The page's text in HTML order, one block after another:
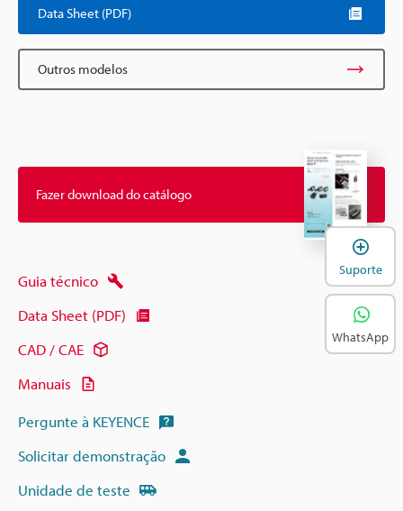
Data Sheet (PDF)
Outros modelos
Fazer download do catálogo
Guia técnico
Data Sheet (PDF)
CAD / CAE
Manuais
Pergunte à KEYENCE
Solicitar demonstração
Unidade de teste
Suporte
WhatsApp